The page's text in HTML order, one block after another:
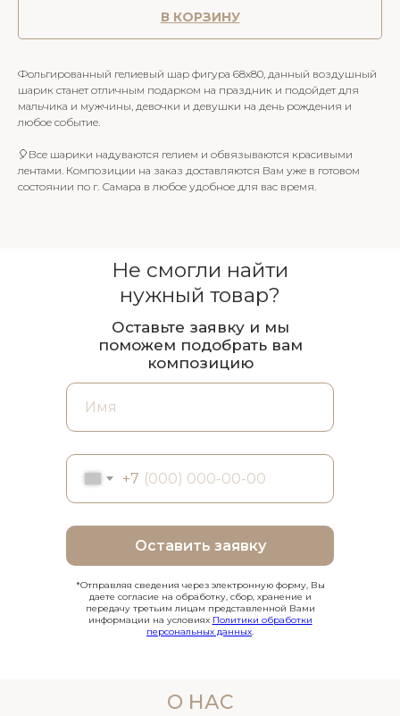
В КОРЗИНУ
Фольгированный гелиевый шар фигура 68х80, данный воздушный
шарик станет отличным подарком на праздник и подойдет для
мальчика и мужчины, девочки и девушки на день рождения и
любое событие.
🎈Все шарики надуваются гелием и обвязываются красивыми
лентами. Композиции на заказ доставляются Вам уже в готовом
состоянии по г. Самара в любое удобное для вас время.
+7
Оставить заявку
Не смогли найти
нужный товар?
Оставьте заявку и мы
поможем подобрать вам
композицию
*Отправляя сведения через электронную форму, Вы
даете согласие на обработку, сбор, хранение и
передачу третьим лицам представленной Вами
информации на условиях Политики обработки
персональных данных.
О НАС